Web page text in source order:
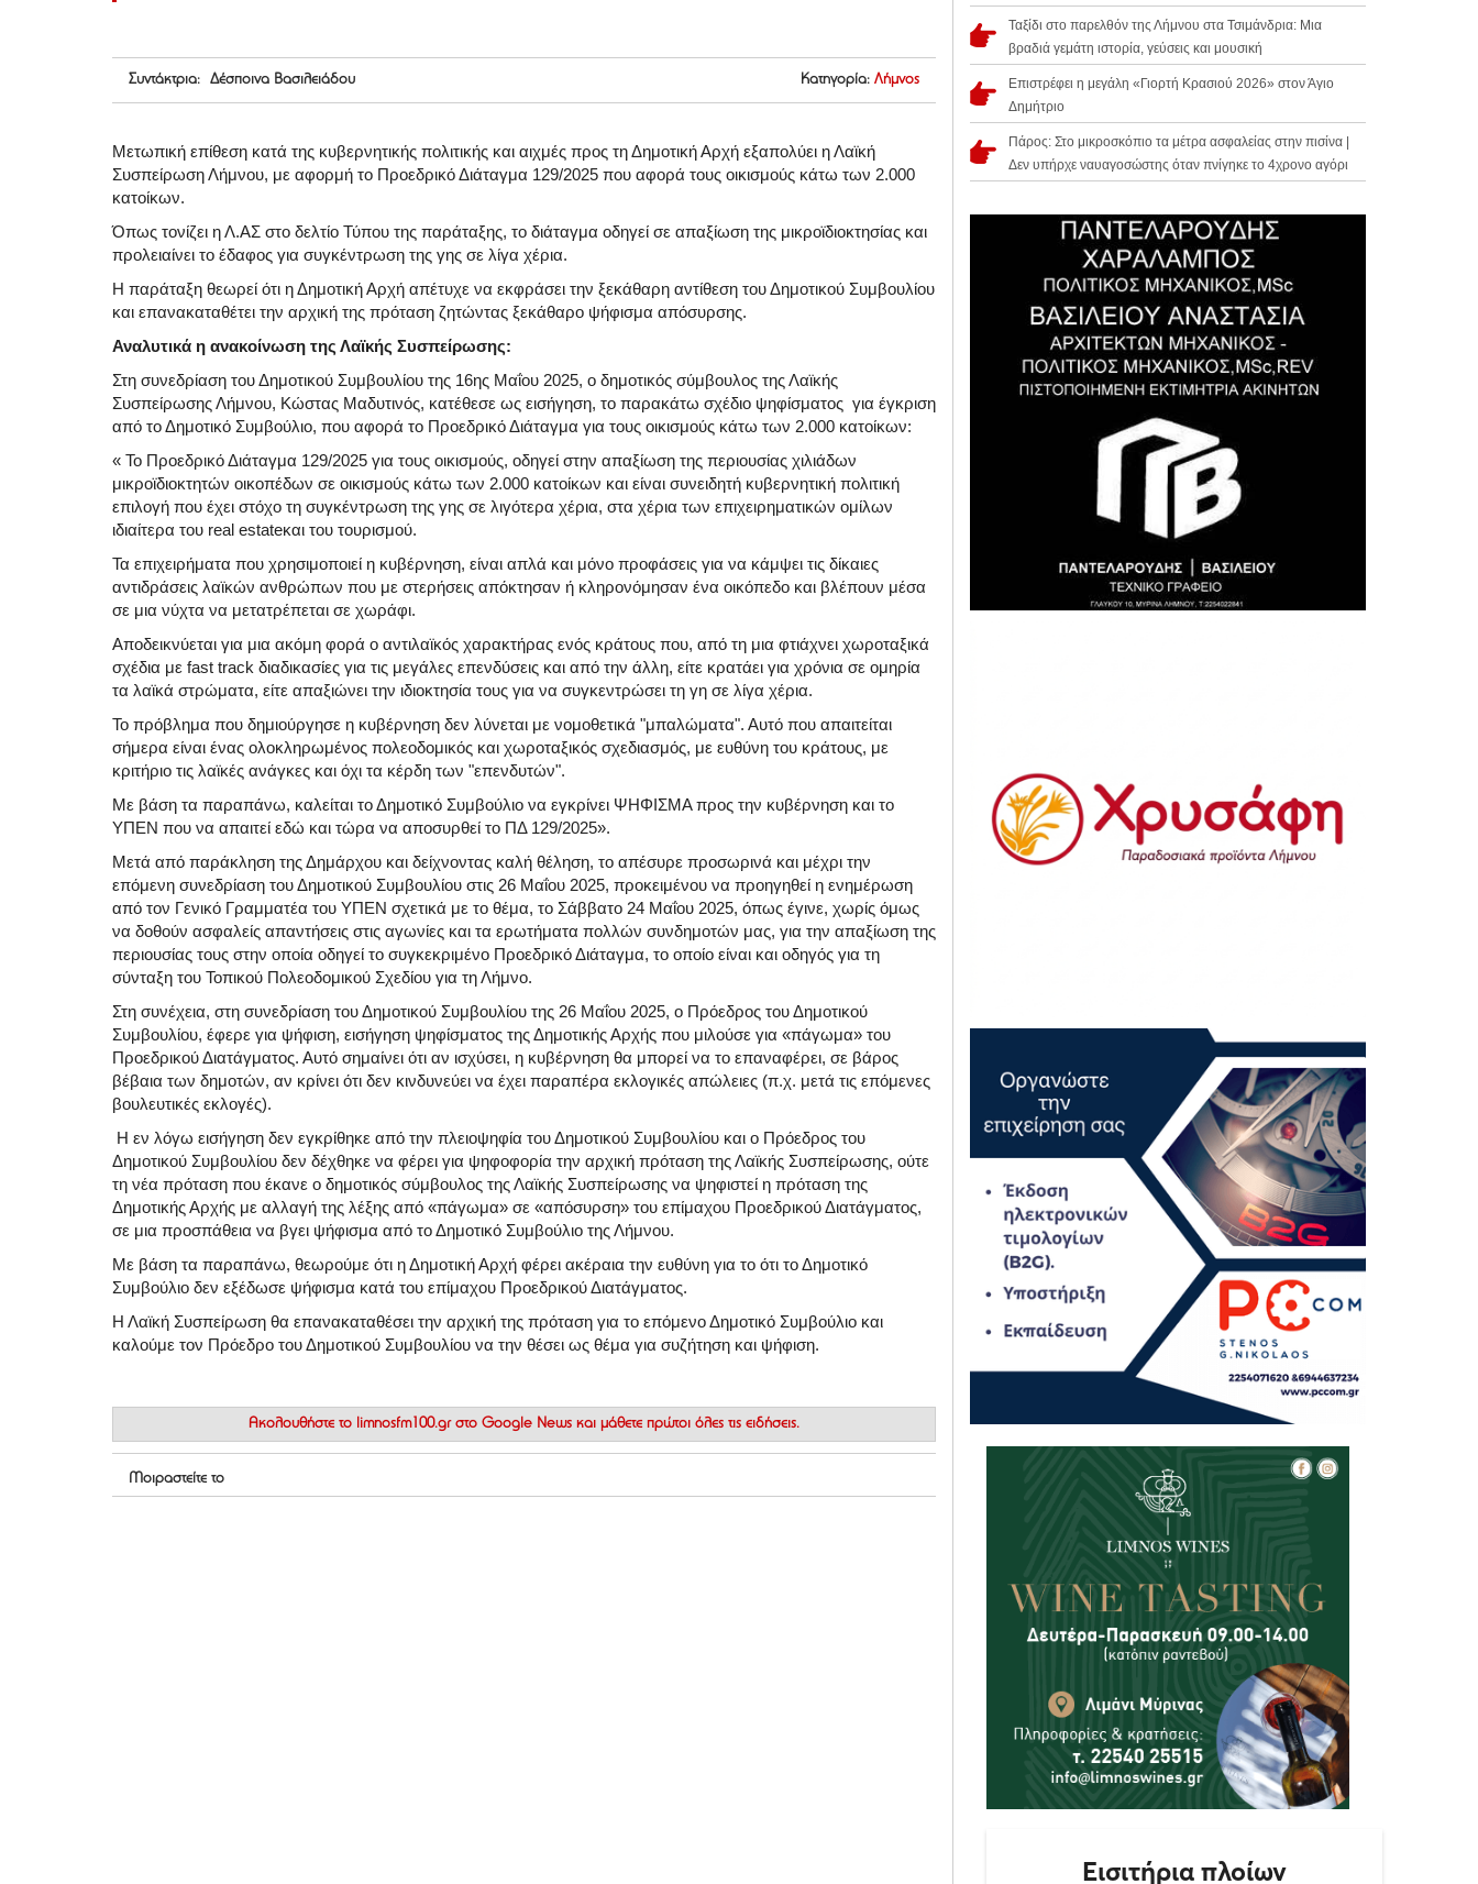
Συντάκτρια: Δέσποινα Βασιλειάδου Κατηγορία: Λήμνος
Μετωπική επίθεση κατά της κυβερνητικής πολιτικής και αιχμές προς τη Δημοτική Αρχή εξαπολύει η Λαϊκή
Συσπείρωση Λήμνου, με αφορμή το Προεδρικό Διάταγμα 129/2025 που αφορά τους οικισμούς κάτω των 2.000
κατοίκων.
Όπως τονίζει η Λ.ΑΣ στο δελτίο Τύπου της παράταξης, το διάταγμα οδηγεί σε απαξίωση της μικροϊδιοκτησίας και
προλειαίνει το έδαφος για συγκέντρωση της γης σε λίγα χέρια.
Η παράταξη θεωρεί ότι η Δημοτική Αρχή απέτυχε να εκφράσει την ξεκάθαρη αντίθεση του Δημοτικού Συμβουλίου
και επανακαταθέτει την αρχική της πρόταση ζητώντας ξεκάθαρο ψήφισμα απόσυρσης.
Αναλυτικά η ανακοίνωση της Λαϊκής Συσπείρωσης:
Στη συνεδρίαση του Δημοτικού Συμβουλίου της 16ης Μαΐου 2025, ο δημοτικός σύμβουλος της Λαϊκής
Συσπείρωσης Λήμνου, Κώστας Μαδυτινός, κατέθεσε ως εισήγηση, το παρακάτω σχέδιο ψηφίσματος για έγκριση
από το Δημοτικό Συμβούλιο, που αφορά το Προεδρικό Διάταγμα για τους οικισμούς κάτω των 2.000 κατοίκων:
« Το Προεδρικό Διάταγμα 129/2025 για τους οικισμούς, οδηγεί στην απαξίωση της περιουσίας χιλιάδων
μικροϊδιοκτητών οικοπέδων σε οικισμούς κάτω των 2.000 κατοίκων και είναι συνειδητή κυβερνητική πολιτική
επιλογή που έχει στόχο τη συγκέντρωση της γης σε λιγότερα χέρια, στα χέρια των επιχειρηματικών ομίλων
ιδιαίτερα του real estateκαι του τουρισμού.
Τα επιχειρήματα που χρησιμοποιεί η κυβέρνηση, είναι απλά και μόνο προφάσεις για να κάμψει τις δίκαιες
αντιδράσεις λαϊκών ανθρώπων που με στερήσεις απόκτησαν ή κληρονόμησαν ένα οικόπεδο και βλέπουν μέσα
σε μια νύχτα να μετατρέπεται σε χωράφι.
Αποδεικνύεται για μια ακόμη φορά ο αντιλαϊκός χαρακτήρας ενός κράτους που, από τη μια φτιάχνει χωροταξικά
σχέδια με fast track διαδικασίες για τις μεγάλες επενδύσεις και από την άλλη, είτε κρατάει για χρόνια σε ομηρία
τα λαϊκά στρώματα, είτε απαξιώνει την ιδιοκτησία τους για να συγκεντρώσει τη γη σε λίγα χέρια.
Το πρόβλημα που δημιούργησε η κυβέρνηση δεν λύνεται με νομοθετικά "μπαλώματα". Αυτό που απαιτείται
σήμερα είναι ένας ολοκληρωμένος πολεοδομικός και χωροταξικός σχεδιασμός, με ευθύνη του κράτους, με
κριτήριο τις λαϊκές ανάγκες και όχι τα κέρδη των "επενδυτών".
Με βάση τα παραπάνω, καλείται το Δημοτικό Συμβούλιο να εγκρίνει ΨΗΦΙΣΜΑ προς την κυβέρνηση και το
ΥΠΕΝ που να απαιτεί εδώ και τώρα να αποσυρθεί το ΠΔ 129/2025».
Μετά από παράκληση της Δημάρχου και δείχνοντας καλή θέληση, το απέσυρε προσωρινά και μέχρι την
επόμενη συνεδρίαση του Δημοτικού Συμβουλίου στις 26 Μαΐου 2025, προκειμένου να προηγηθεί η ενημέρωση
από τον Γενικό Γραμματέα του ΥΠΕΝ σχετικά με το θέμα, το Σάββατο 24 Μαΐου 2025, όπως έγινε, χωρίς όμως
να δοθούν ασφαλείς απαντήσεις στις αγωνίες και τα ερωτήματα πολλών συνδημοτών μας, για την απαξίωση της
περιουσίας τους στην οποία οδηγεί το συγκεκριμένο Προεδρικό Διάταγμα, το οποίο είναι και οδηγός για τη
σύνταξη του Τοπικού Πολεοδομικού Σχεδίου για τη Λήμνο.
Στη συνέχεια, στη συνεδρίαση του Δημοτικού Συμβουλίου της 26 Μαΐου 2025, ο Πρόεδρος του Δημοτικού
Συμβουλίου, έφερε για ψήφιση, εισήγηση ψηφίσματος της Δημοτικής Αρχής που μιλούσε για «πάγωμα» του
Προεδρικού Διατάγματος. Αυτό σημαίνει ότι αν ισχύσει, η κυβέρνηση θα μπορεί να το επαναφέρει, σε βάρος
βέβαια των δημοτών, αν κρίνει ότι δεν κινδυνεύει να έχει παραπέρα εκλογικές απώλειες (π.χ. μετά τις επόμενες
βουλευτικές εκλογές).
Η εν λόγω εισήγηση δεν εγκρίθηκε από την πλειοψηφία του Δημοτικού Συμβουλίου και ο Πρόεδρος του
Δημοτικού Συμβουλίου δεν δέχθηκε να φέρει για ψηφοφορία την αρχική πρόταση της Λαϊκής Συσπείρωσης, ούτε
τη νέα πρόταση που έκανε ο δημοτικός σύμβουλος της Λαϊκής Συσπείρωσης να ψηφιστεί η πρόταση της
Δημοτικής Αρχής με αλλαγή της λέξης από «πάγωμα» σε «απόσυρση» του επίμαχου Προεδρικού Διατάγματος,
σε μια προσπάθεια να βγει ψήφισμα από το Δημοτικό Συμβούλιο της Λήμνου.
Με βάση τα παραπάνω, θεωρούμε ότι η Δημοτική Αρχή φέρει ακέραια την ευθύνη για το ότι το Δημοτικό
Συμβούλιο δεν εξέδωσε ψήφισμα κατά του επίμαχου Προεδρικού Διατάγματος.
Η Λαϊκή Συσπείρωση θα επανακαταθέσει την αρχική της πρόταση για το επόμενο Δημοτικό Συμβούλιο και
καλούμε τον Πρόεδρο του Δημοτικού Συμβουλίου να την θέσει ως θέμα για συζήτηση και ψήφιση.
Ακολουθήστε το limnosfm100.gr στο Google News και μάθετε πρώτοι όλες τις ειδήσεις.
Μοιραστείτε το
Ταξίδι στο παρελθόν της Λήμνου στα Τσιμάνδρια: Μια
βραδιά γεμάτη ιστορία, γεύσεις και μουσική
Επιστρέφει η μεγάλη «Γιορτή Κρασιού 2026» στον Άγιο
Δημήτριο
Πάρος: Στο μικροσκόπιο τα μέτρα ασφαλείας στην πισίνα |
Δεν υπήρχε ναυαγοσώστης όταν πνίγηκε το 4χρονο αγόρι